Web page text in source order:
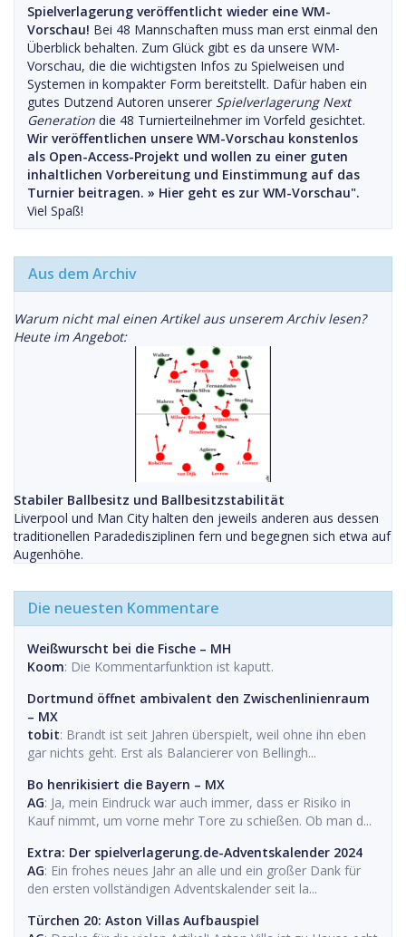
Spielverlagerung veröffentlicht wieder eine WM-
Vorschau! Bei 48 Mannschaften muss man erst einmal den
Überblick behalten. Zum Glück gibt es da unsere WM-
Vorschau, die die wichtigsten Infos zu Spielweisen und
Systemen in kompakter Form bereitstellt. Dafür haben ein
gutes Dutzend Autoren unserer Spielverlagerung Next
Generation die 48 Turnierteilnehmer im Vorfeld gesichtet.
Wir veröffentlichen unsere WM-Vorschau konstenlos
als Open-Access-Projekt und wollen zu einer guten
inhaltlichen Vorbereitung und Einstimmung auf das
Turnier beitragen. » Hier geht es zur WM-Vorschau".
Viel Spaß!
Aus dem Archiv
Warum nicht mal einen Artikel aus unserem Archiv lesen?
Heute im Angebot:
Stabiler Ballbesitz und Ballbesitzstabilität
Liverpool und Man City halten den jeweils anderen aus dessen
traditionellen Paradedisziplinen fern und begegnen sich etwa auf
Augenhöhe.
Die neuesten Kommentare
Weißwurscht bei die Fische – MH
Koom: Die Kommentarfunktion ist kaputt.
Dortmund öffnet ambivalent den Zwischenlinienraum
– MX
tobit: Brandt ist seit Jahren überspielt, weil ohne ihn eben
gar nichts geht. Erst als Balancierer von Bellingh...
Bo henrikisiert die Bayern – MX
AG: Ja, mein Eindruck war auch immer, dass er Risiko in
Kauf nimmt, um vorne mehr Tore zu schießen. Ob man d...
Extra: Der spielverlagerung.de-Adventskalender 2024
AG: Ein frohes neues Jahr an alle und ein großer Dank für
den ersten vollständigen Adventskalender seit la...
Türchen 20: Aston Villas Aufbauspiel